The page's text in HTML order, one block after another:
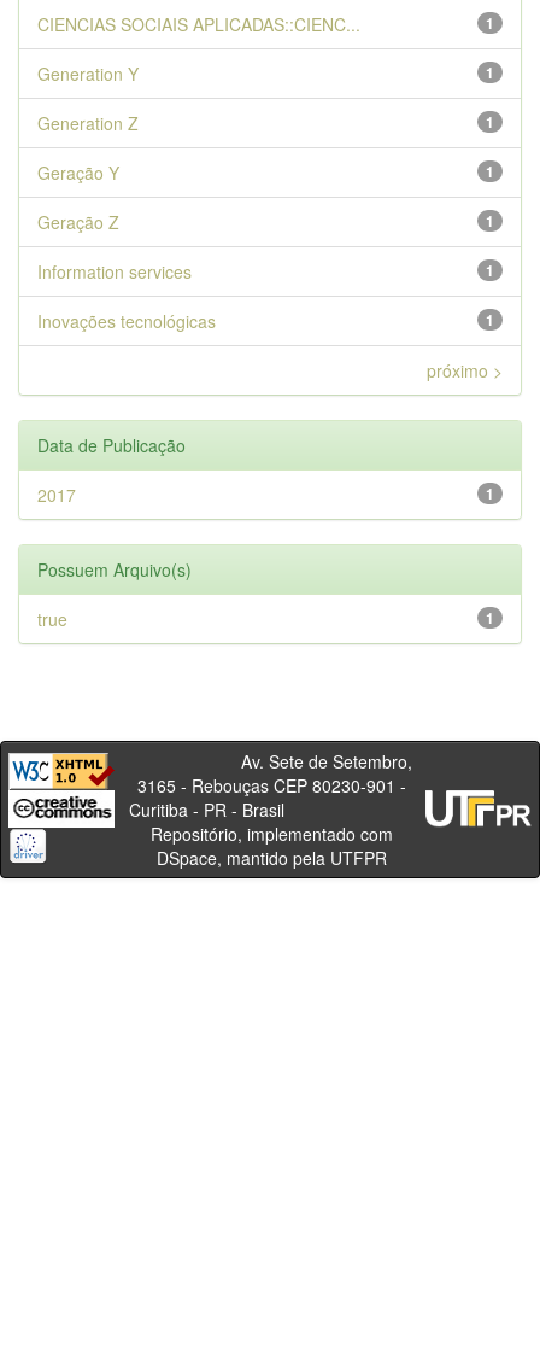
1
CIENCIAS SOCIAIS APLICADAS::CIENC...
1
Generation Y
1
Generation Z
1
Geração Y
1
Geração Z
1
Information services
1
Inovações tecnológicas
próximo >
Data de Publicação
1
2017
Possuem Arquivo(s)
1
true
Av. Sete de Setembro,
3165 - Rebouças CEP 80230-901 -
Curitiba - PR - Brasil
Repositório, implementado com
DSpace, mantido pela UTFPR